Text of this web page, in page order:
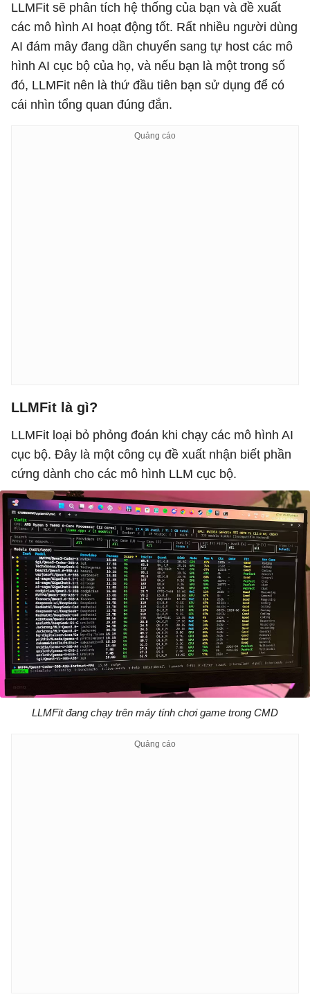
LLMFit sẽ phân tích hệ thống của bạn và đề xuất
các mô hình AI hoạt động tốt. Rất nhiều người dùng
AI đám mây đang dần chuyển sang tự host các mô
hình AI cục bộ của họ, và nếu bạn là một trong số
đó, LLMFit nên là thứ đầu tiên bạn sử dụng để có
cái nhìn tổng quan đúng đắn.
LLMFit là gì?
LLMFit loại bỏ phỏng đoán khi chạy các mô hình AI
cục bộ. Đây là một công cụ đề xuất nhận biết phần
cứng dành cho các mô hình LLM cục bộ.
LLMFit đang chạy trên máy tính chơi game trong CMD